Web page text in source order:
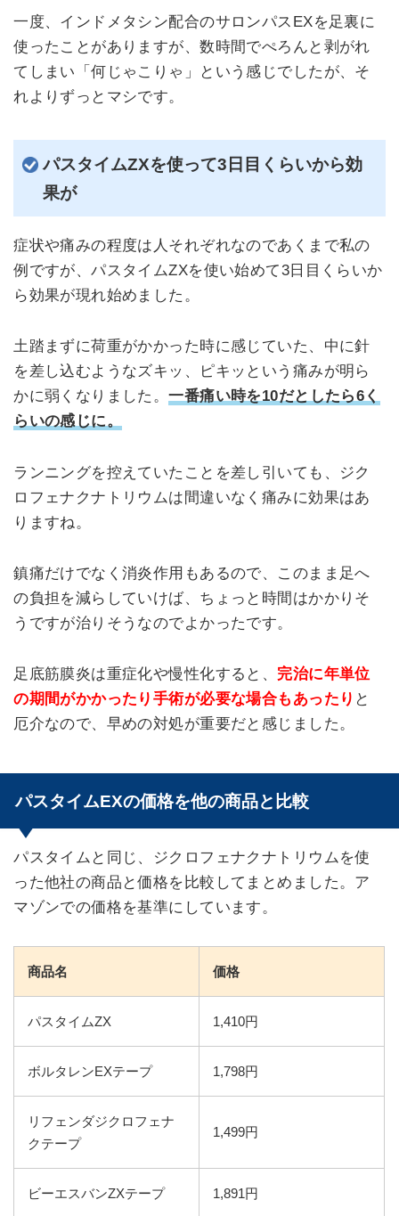
一度、インドメタシン配合のサロンパスEXを足裏に
使ったことがありますが、数時間でぺろんと剥がれ
てしまい「何じゃこりゃ」という感じでしたが、そ
れよりずっとマシです。
パスタイムZXを使って3日目くらいから効
果が
症状や痛みの程度は人それぞれなのであくまで私の
例ですが、パスタイムZXを使い始めて3日目くらいか
ら効果が現れ始めました。
土踏まずに荷重がかかった時に感じていた、中に針
を差し込むようなズキッ、ピキッという痛みが明ら
かに弱くなりました。一番痛い時を10だとしたら6く
らいの感じに。
ランニングを控えていたことを差し引いても、ジク
ロフェナクナトリウムは間違いなく痛みに効果はあ
りますね。
鎮痛だけでなく消炎作用もあるので、このまま足へ
の負担を減らしていけば、ちょっと時間はかかりそ
うですが治りそうなのでよかったです。
足底筋膜炎は重症化や慢性化すると、 完治に年単位
の期間がかかったり手術が必要な場合もあったり と
厄介なので、早めの対処が重要だと感じました。
パスタイムEXの価格を他の商品と比較
パスタイムと同じ、ジクロフェナクナトリウムを使
った他社の商品と価格を比較してまとめました。ア
マゾンでの価格を基準にしています。
商品名 価格
パスタイムZX 1,410円
ボルタレンEXテープ 1,798円
リフェンダジクロフェナ
クテープ
1,499円
ビーエスバンZXテープ 1,891円